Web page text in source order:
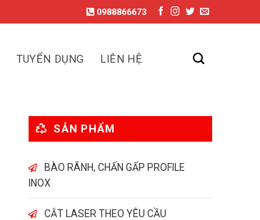
0988866673
TUYỂN DỤNG LIÊN HỆ
SẢN PHẨM
BÀO RÃNH, CHẤN GẤP PROFILE
INOX
CẮT LASER THEO YÊU CẦU